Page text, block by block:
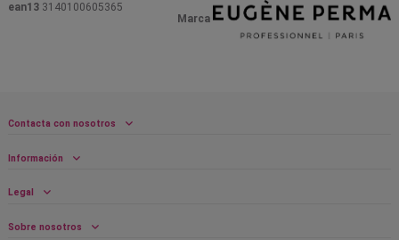
Marca
ean13 3140100605365
Contacta con nosotros
Información
Legal
Sobre nosotros